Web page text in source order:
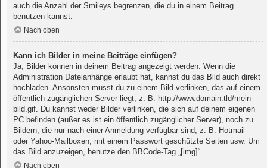
auch die Anzahl der Smileys begrenzen, die du in einem Beitrag
benutzen kannst.
Nach oben
Kann ich Bilder in meine Beiträge einfügen?
Ja, Bilder können in deinem Beitrag angezeigt werden. Wenn die
Administration Dateianhänge erlaubt hat, kannst du das Bild auch direkt
hochladen. Ansonsten musst du zu einem Bild verlinken, das auf einem
öffentlich zugänglichen Server liegt, z. B. http://www.domain.tld/mein-
bild.gif. Du kannst weder Bilder verlinken, die sich auf deinem eigenen
PC befinden (außer es ist ein öffentlich zugänglicher Server), noch zu
Bildern, die nur nach einer Anmeldung verfügbar sind, z. B. Hotmail-
oder Yahoo-Mailboxen, mit einem Passwort geschützte Seiten usw. Um
das Bild anzuzeigen, benutze den BBCode-Tag „[img]“.
Nach oben